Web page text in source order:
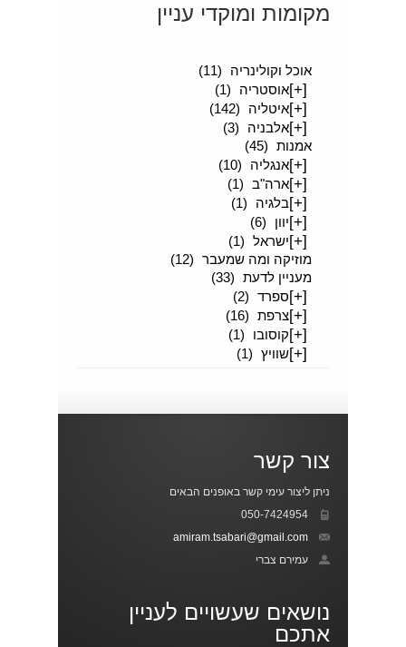
מקומות ומוקדי עניין
אוכל וקולינריה
(11)
[+]אוסטריה (1)
[+]איטליה (142)
[+]אלבניה
(3)
אמנות (45)
[+]אנגליה (10)
[+]ארה"ב (1)
[+]בלגיה (1)
[+]יוון (6)
[+]ישראל (1)
מוזיקה ומה שמעבר (12)
מעניין לדעת (33)
[+]ספרד (2)
[+]צרפת (16)
[+]קוסובו (1)
[+]שוויץ (1)
צור קשר
ניתן ליצור עימי קשר באופנים הבאים
050-7424954
amiram.tsabari@gmail.com
עמירם צברי
נושאים שעשויים לעניין
אתכם